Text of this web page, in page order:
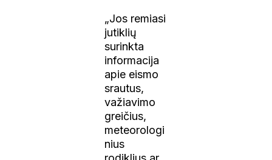
„Jos remiasi
jutiklių
surinkta
informacija
apie eismo
srautus,
važiavimo
greičius,
meteorologi
nius